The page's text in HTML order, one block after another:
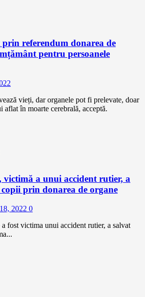
referendum donarea de
pentru persoanele
vieți, dar organele pot fi prelevate, doar
aflat în moarte cerebrală, acceptă.
victimă a unui accident rutier, a
prin donarea de organe
2022 0
fost victima unui accident rutier, a salvat